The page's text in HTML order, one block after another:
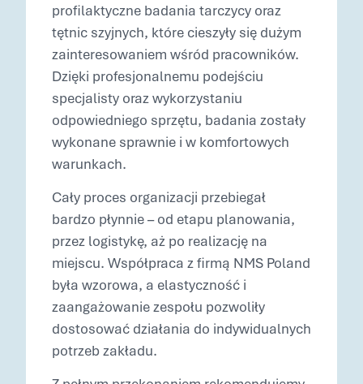
profilaktyczne badania tarczycy oraz
tętnic szyjnych, które cieszyły się dużym
zainteresowaniem wśród pracowników.
Dzięki profesjonalnemu podejściu
specjalisty oraz wykorzystaniu
odpowiedniego sprzętu, badania zostały
wykonane sprawnie i w komfortowych
warunkach.
Cały proces organizacji przebiegał
bardzo płynnie – od etapu planowania,
przez logistykę, aż po realizację na
miejscu. Współpraca z firmą NMS Poland
była wzorowa, a elastyczność i
zaangażowanie zespołu pozwoliły
dostosować działania do indywidualnych
potrzeb zakładu.